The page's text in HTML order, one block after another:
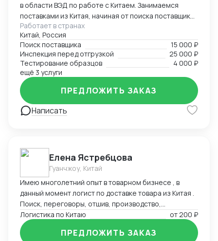
в области ВЭД по работе с Китаем. Занимаемся
поставками из Китая, начиная от поиска поставщиков
и заканчивая отгрузками в Россию. Поможем найти
лучшего поставщика необходимого товара по
предоставленному техническому заданию.
Работаем с разными товарными группами, как с
товарами народного потребления, так и со
сложными техническими запросами по поставке и
сборке оборудования
Работает в странах
Китай, Россия
Поиск поставщика
15 000 ₽
Инспекция перед отгрузкой
25 000 ₽
Тестирование образцов
4 000 ₽
ещё 3 услуги
Написать
ПРЕДЛОЖИТЬ ЗАКАЗ
Елена Ястребцова
Гуанчжоу, Китай
Имею многолетний опыт в товарном бизнесе , в
данный момент логист по доставке товара из Китая .
Поиск, переговоры, отшив, производство,
траспортировка , аналитика товара под клиента.
Любые товары, выбор маршрутов, отсрочки
платежей , выбор способа оплаты , документация.
Логистика по Китаю от200 ₽
ПРЕДЛОЖИТЬ ЗАКАЗ